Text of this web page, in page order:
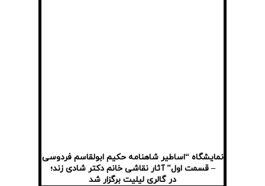
نمایشگاه “اساطیر شاهنامه حکیم ابولقاسم فردوسی
– قسمت اول” آثار نقاشی خانم دکتر شادی زند؛
در گالری لیلیت برگزار شد